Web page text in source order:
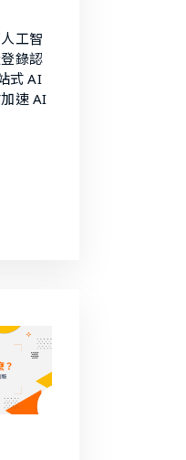
工智
錄認
式 AI
速 AI